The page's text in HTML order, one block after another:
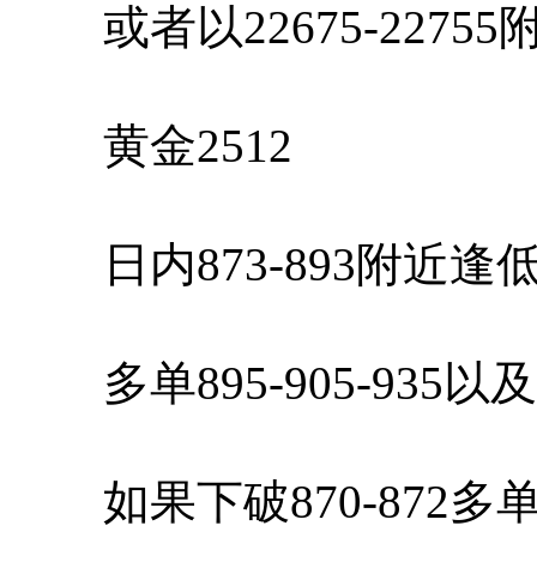
或者以22675-22755
黄金2512
日内873-893附近逢
多单895-905-935以及
如果下破870-872多